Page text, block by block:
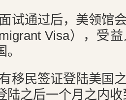
试通过后，美领馆
Visa），受
移民签证登陆美国
陆之后一个月之内